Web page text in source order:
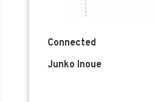
Connected
Junko Inoue